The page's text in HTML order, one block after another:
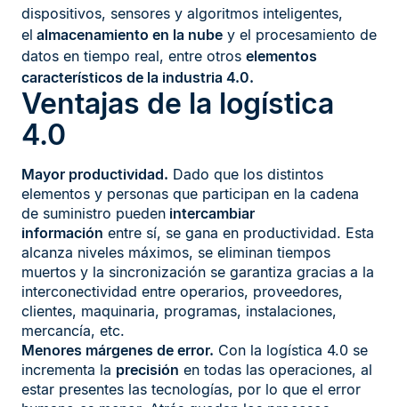
dispositivos, sensores y algoritmos inteligentes,
el almacenamiento en la nube y el procesamiento de
datos en tiempo real, entre otros elementos
característicos de la industria 4.0.
Ventajas de la logística
4.0
Mayor productividad. Dado que los distintos
elementos y personas que participan en la cadena
de suministro pueden intercambiar
información entre sí, se gana en productividad. Esta
alcanza niveles máximos, se eliminan tiempos
muertos y la sincronización se garantiza gracias a la
interconectividad entre operarios, proveedores,
clientes, maquinaria, programas, instalaciones,
mercancía, etc.
Menores márgenes de error. Con la logística 4.0 se
incrementa la precisión en todas las operaciones, al
estar presentes las tecnologías, por lo que el error